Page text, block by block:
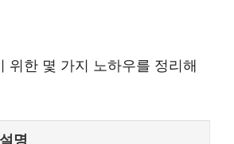
위한 몇 가지 노하우를 정리해
설명